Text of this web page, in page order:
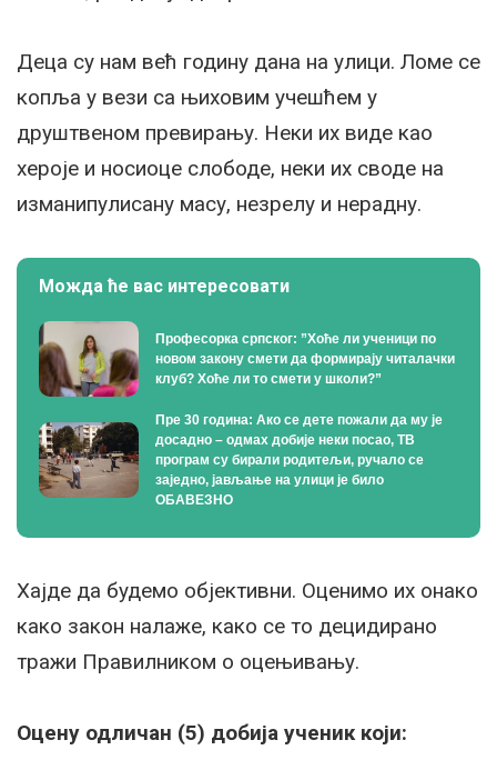
Деца су нам већ годину дана на улици. Ломе се
копља у вези са њиховим учешћем у
друштвеном превирању. Неки их виде као
хероје и носиоце слободе, неки их своде на
изманипулисану масу, незрелу и нерадну.
Можда ће вас интересовати
Професорка српског: ”Хоће ли ученици по
новом закону смети да формирају читалачки
клуб? Хоће ли то смети у школи?”
Пре 30 година: Ако се дете пожали да му је
досадно – одмах добије неки посао, ТВ
програм су бирали родитељи, ручало се
заједно, јављање на улици је било
ОБАВЕЗНО
Хајде да будемо објективни. Оценимо их онако
како закон налаже, како се то децидирано
тражи Правилником о оцењивању.
Оцену одличан (5) добија ученик који: